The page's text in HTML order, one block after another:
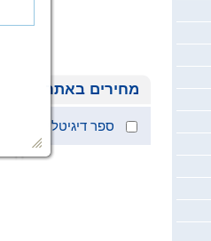
מחירים באתר
ספר דיגיטלי (ePub)